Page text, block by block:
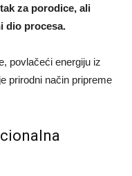
za porodice, ali
dio procesa.
povlačeći energiju iz
prirodni način pripreme